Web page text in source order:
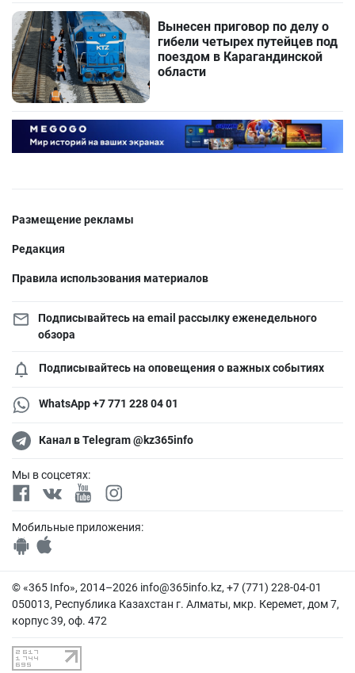
Вынесен приговор по делу о
гибели четырех путейцев под
поездом в Карагандинской
области
Размещение рекламы
Редакция
Правила использования материалов
Подписывайтесь на email рассылку еженедельного
обзора
Подписывайтесь на оповещения о важных событиях
WhatsApp +7 771 228 04 01
Канал в Telegram @kz365info
Мы в соцсетях:
Мобильные приложения:
© «365 Info», 2014–2026 info@365info.kz, +7 (771) 228-04-01
050013, Республика Казахстан г. Алматы, мкр. Керемет, дом 7,
корпус 39, оф. 472